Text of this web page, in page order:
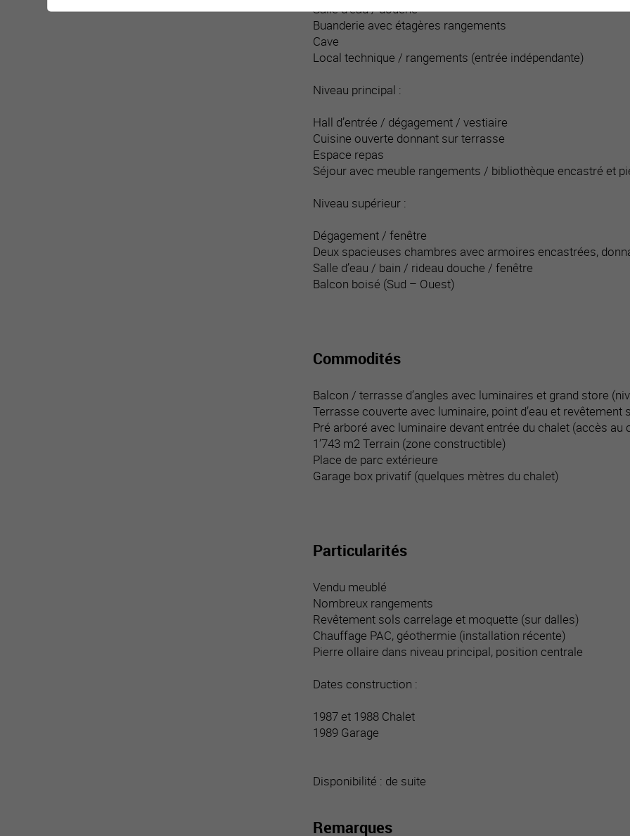
Salle d’eau / douche
Buanderie avec étagères rangements
Cave
Local technique / rangements (entrée indépendante)
Niveau principal :
Hall d’entrée / dégagement / vestiaire
Cuisine ouverte donnant sur terrasse
Espace repas
Séjour avec meuble rangements / bibliothèque encastré et
Niveau supérieur :
Dégagement / fenêtre
Deux spacieuses chambres avec armoires encastrées,
Salle d’eau / bain / rideau douche / fenêtre
Balcon boisé (Sud – Ouest)
Commodités
Balcon / terrasse d’angles avec luminaires et grand store
Terrasse couverte avec luminaire, point d’eau et
Pré arboré avec luminaire devant entrée du chalet (accès au
1’743 m2 Terrain (zone constructible)
Place de parc extérieure
Garage box privatif (quelques mètres du chalet)
Particularités
Vendu meublé
Nombreux rangements
Revêtement sols carrelage et moquette (sur dalles)
Chauffage PAC, géothermie (installation récente)
Pierre ollaire dans niveau principal, position centrale
Dates construction :
1987 et 1988 Chalet
1989 Garage
Disponibilité : de suite
Remarques